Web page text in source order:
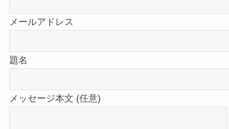
メールアドレス
題名
メッセージ本文 (任意)